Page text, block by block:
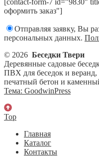
оформить заказ"]
Отправляя заявку, Вы
персональных данных.
© 2026 Беседки Твери
Деревянные садовые
ПВХ для беседок и
печатный бетон и
Тема: GoodwinPress
Top
Главная
Каталог
Контакты